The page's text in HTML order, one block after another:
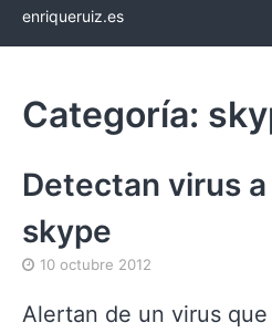
enriqueruiz.es
Categoría:
Detectan virus
skype
10 octubre 2012
Alertan de un virus